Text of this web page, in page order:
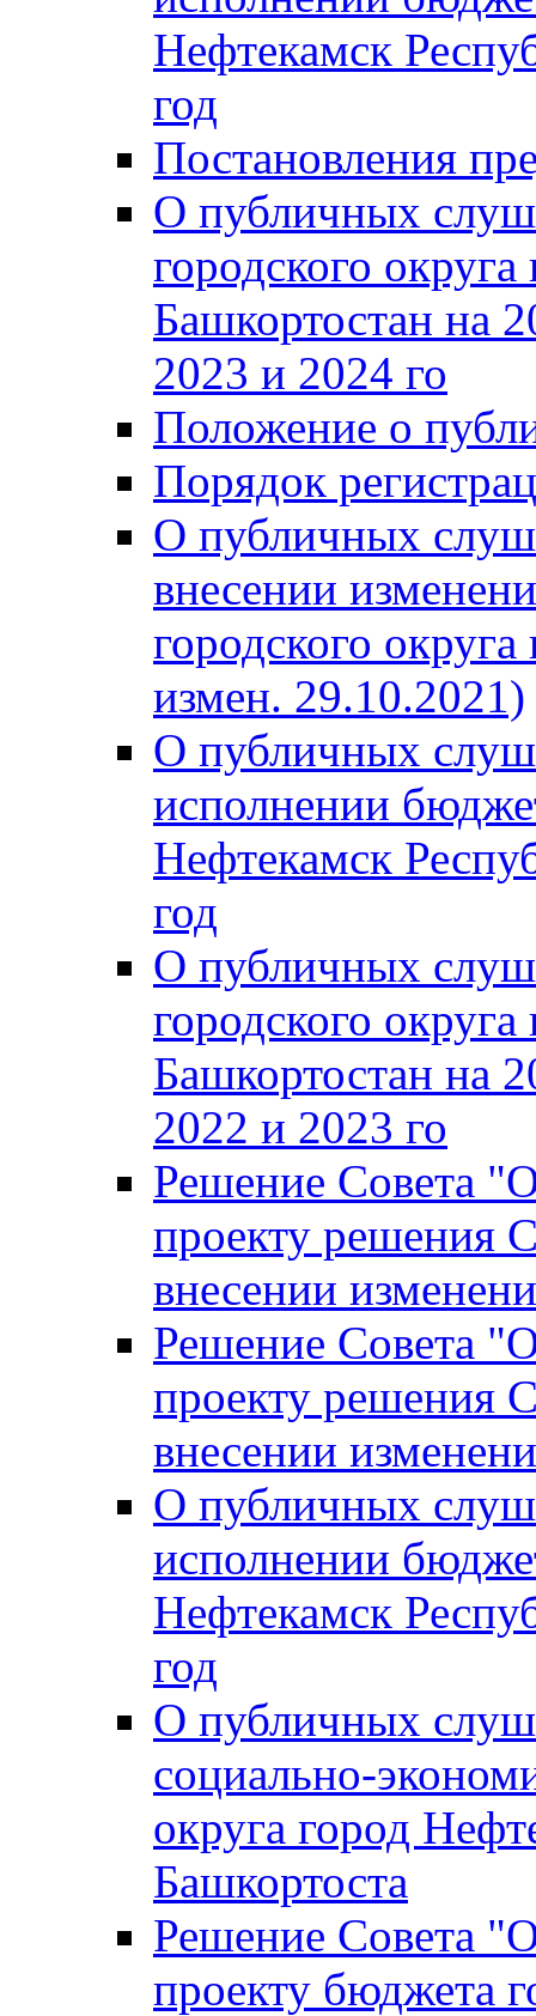
Нефтекамск
год
Постановления
О публичных
городского
Башкортостан на
2023 и 2024 го
Положение о
Порядок
О публичных
внесении
городского
измен. 29.10.2021)
О публичных
исполнении
Нефтекамск
год
О публичных
городского
Башкортостан на
2022 и 2023 го
Решение Совета
проекту решения
внесении
Решение Совета
проекту решения
внесении
О публичных
исполнении
Нефтекамск
год
О публичных
социально-
округа город
Башкортоста
Решение Совета
проекту бюджета